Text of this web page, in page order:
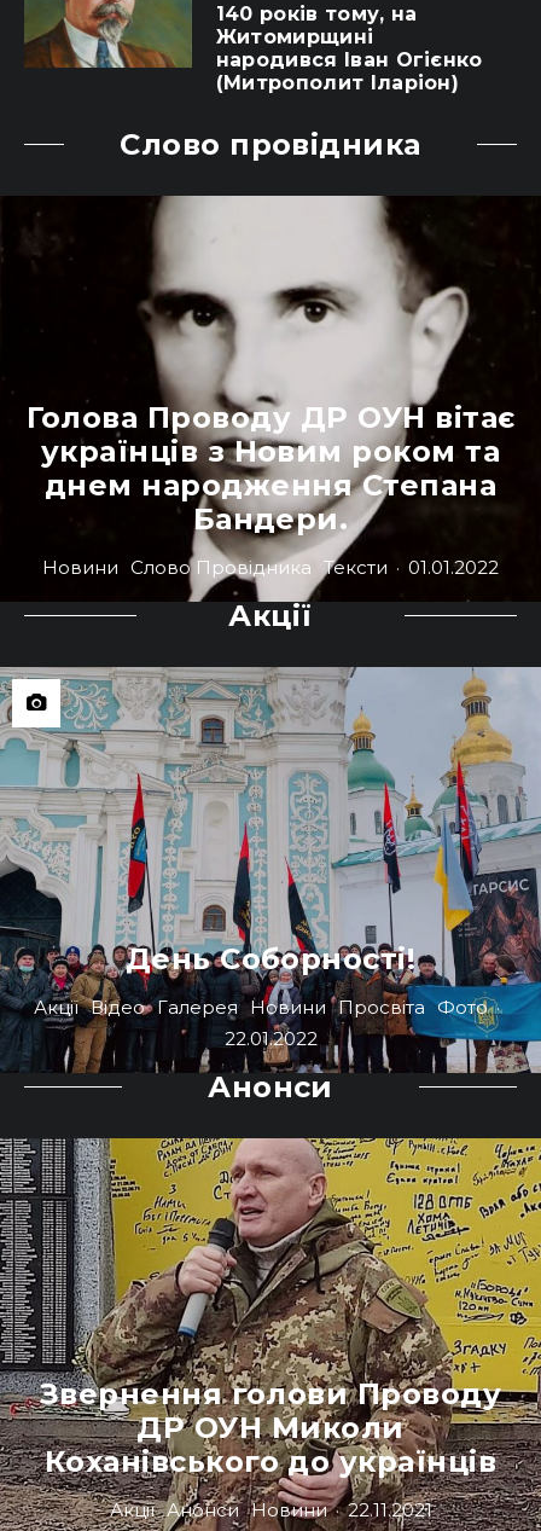
140 років тому, на
Житомирщині
народився Іван Огієнко
(Митрополит Іларіон)
Слово провідника
Голова Проводу ДР ОУН вітає
українців з Новим роком та
днем народження Степана
Бандери.
Новини Слово Провідника Тексти · 01.01.2022
Акції
День Соборності!
Акції Відео Галерея Новини Просвіта Фото ·
22.01.2022
Анонси
Звернення голови Проводу
ДР ОУН Миколи
Коханівського до українців
Акції Анонси Новини · 22.11.2021